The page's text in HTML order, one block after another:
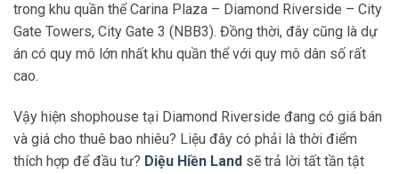
trong khu quần thể Carina Plaza – Diamond Riverside – City
Gate Towers, City Gate 3 (NBB3). Đồng thời, đây cũng là dự
án có quy mô lớn nhất khu quần thể với quy mô dân số rất
cao.
Vậy hiện shophouse tại Diamond Riverside đang có giá bán
và giá cho thuê bao nhiêu? Liệu đây có phải là thời điểm
thích hợp để đầu tư? Diệu Hiền Land sẽ trả lời tất tần tật